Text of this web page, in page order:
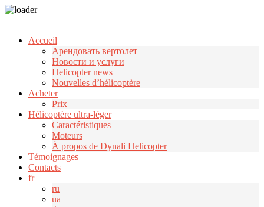
Accueil
Арендовать вертолет
Новости и услуги
Helicopter news
Nouvelles d’hélicoptère
Acheter
Prix
Hélicoptère ultra-léger
Caractéristiques
Moteurs
À propos de Dynali Helicopter
Témoignages
Contacts
fr
ru
ua